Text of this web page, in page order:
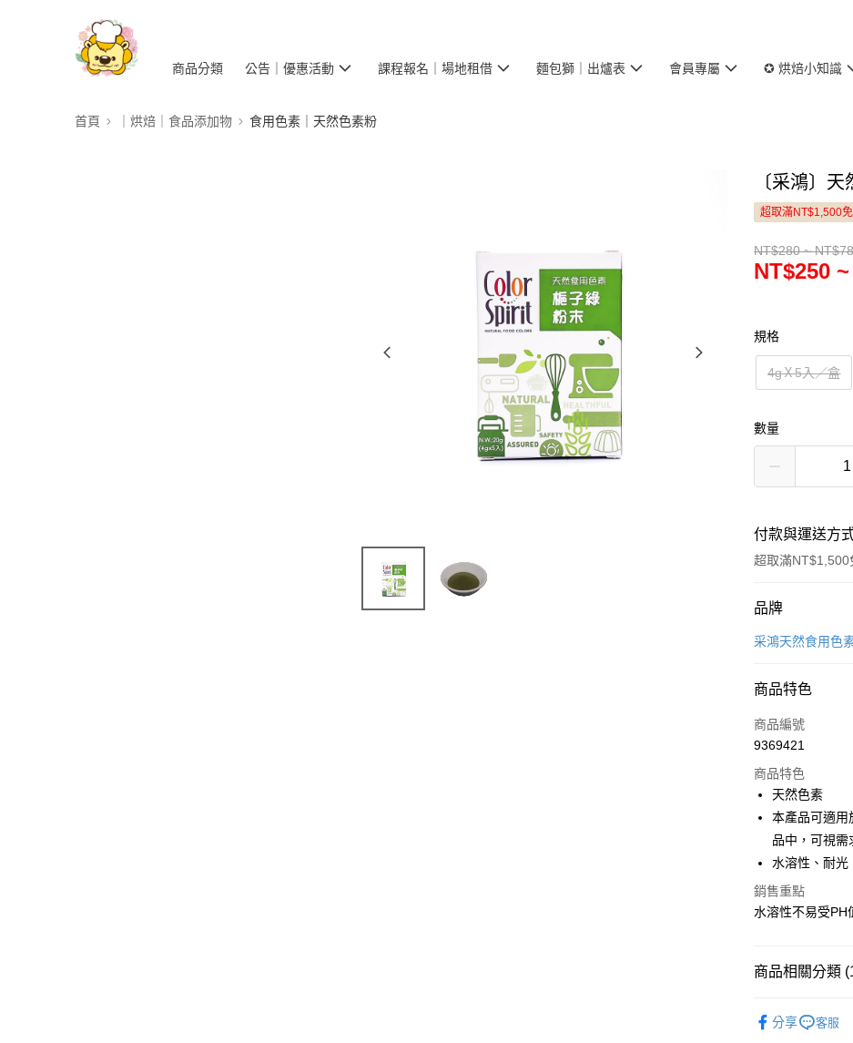
商品分類 公告｜優惠活動 課程報名｜場地租借 麵包獅｜出爐表 會員專屬 ✪ 烘焙小知識
首頁 ｜烘焙｜食品添加物 食用色素｜天然色素粉
〔采鴻〕
超取滿NT$1,500
NT$280 ~
NT$250
規格
4gＸ5入／盒
數量
付款與運送方
超取滿NT$1,500
付款方式
信用卡一次付款
悠遊付
Google Pay
全盈+PAY
ATM付款
運送方式
每筆NT$100，
品牌
采鴻天然食用色
商品特色
商品編號
9369421
商品特色
天然色素
本產品可適用
品中，可視需
水溶性、耐
銷售重點
水溶性不易受PH
商品相關分類
分享
客服